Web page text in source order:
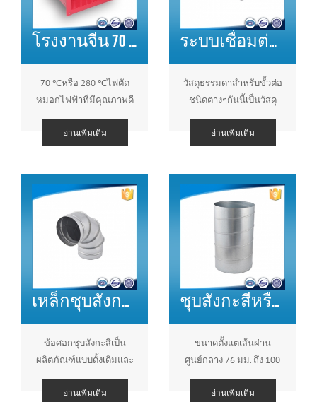
โรงงานจีน 70 DEG หรือ 280 DEG ไฟฟ้า MSFD HVAC DAMPER ดับเพลิงสำหรับท่ออากาศ
70 ℃หรือ 280 ℃ไฟตัด
หมอกไฟฟ้าที่มีคุณภาพดี
อ่านเพิ่มเติม
ระบบเชื่อมต่อท่ออากาศแบบ CANVAS CANVAS HVAC
วัสดุธรรมดาสำหรับขั้วต่อ
ชนิดต่างๆกันนี้เป็นวัสดุ
เคลือบซิลิโคน / นีโอพรีน /
พีวีซีและแผ่นเหล็กชุบ
อ่านเพิ่มเติม
เหล็กชุบสังกะสีข้อศอก 90 องศา
ข้อศอกชุบสังกะสีเป็น
ผลิตภัณฑ์แบบดั้งเดิมและ
แพร่หลายมากที่สุดใน
โครงการเครื่องปรับอากาศ
อ่านเพิ่มเติม
ชุบสังกะสีหรือสเตนเลสรอบท่อเกลียวสำหรับผู้รับเหมาโครงการ
ขนาดตั้งแต่เส้นผ่าน
ศูนย์กลาง 76 มม. ถึง 100
มม. โดยทั่วไป สามารถ
ทำได้โดยเฉพาะ เครื่องตัด
อ่านเพิ่มเติม